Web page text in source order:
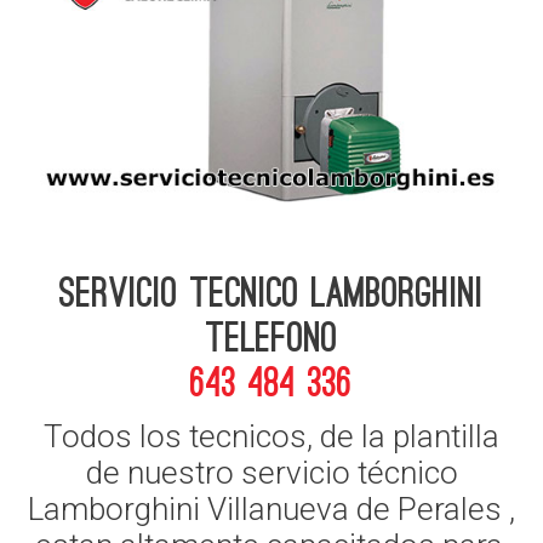
Servicio Tecnico Lamborghini
telefono
643 484 336
Todos los tecnicos, de la plantilla
de nuestro servicio técnico
Lamborghini Villanueva de Perales ,